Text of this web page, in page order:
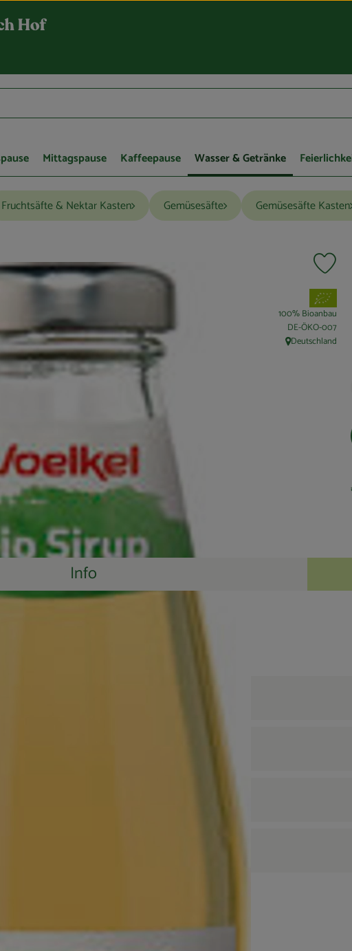
Mittagspause Kaffeepause Wasser & Getränke
Fruchtsäfte & Nektar Kasten Gemüsesäfte Gemüsesäfte Kasten
, Verband:
100% Bioanbau
, Kontrollstelle:
DE-ÖKO-007
, Herkunft:
Deutschland
Rezepte
Info
RezepteEs wurden keine passenden Rezepte
Limonade